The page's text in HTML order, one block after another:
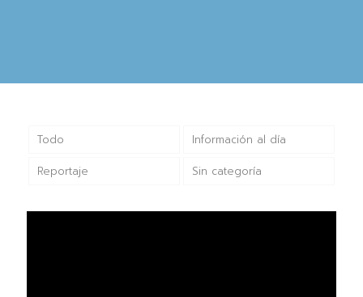
Todo Información al día
Reportaje Sin categoría